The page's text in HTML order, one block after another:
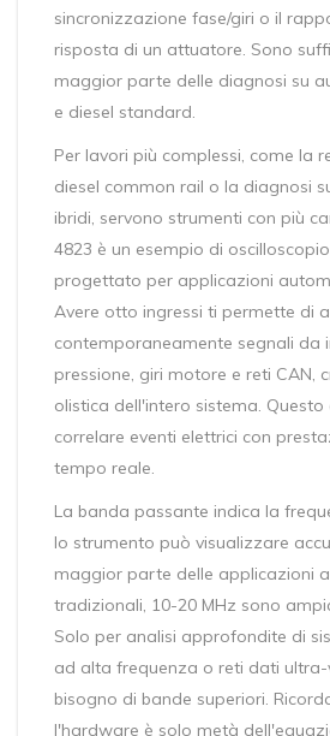
sincronizzazione fase/giri o il
risposta di un attuatore. Sono
maggior parte delle diagnosi su
e diesel standard.
Per lavori più complessi, come la
diesel common rail o la diagnosi
ibridi, servono strumenti con più
4823 è un esempio di oscilloscopio
progettato per applicazioni
Avere otto ingressi ti permette di
contemporaneamente segnali da
pressione, giri motore e reti CAN,
olistica dell'intero sistema. Questo
correlare eventi elettrici con
tempo reale.
La banda passante indica la
lo strumento può visualizzare
maggior parte delle applicazioni
tradizionali, 10-20 MHz sono
Solo per analisi approfondite di
ad alta frequenza o reti dati
bisogno di bande superiori.
l'hardware è solo metà